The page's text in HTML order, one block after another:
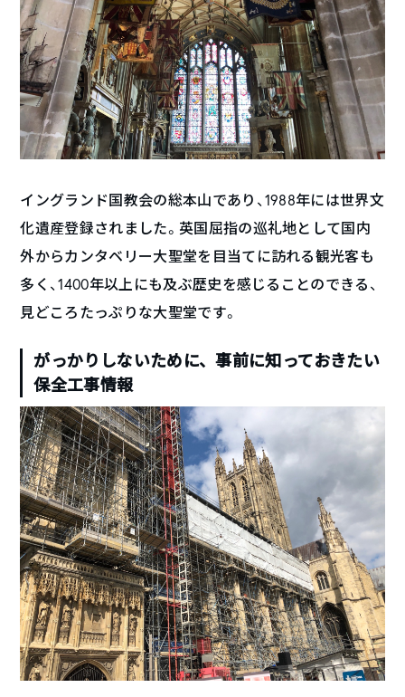
イングランド国教会の総本山であり、1988年には世界文
化遺産登録されました。英国屈指の巡礼地として国内
外からカンタベリー大聖堂を目当てに訪れる観光客も
多く、1400年以上にも及ぶ歴史を感じることのできる、
見どころたっぷりな大聖堂です。
がっかりしないために、事前に知っておきたい
保全工事情報